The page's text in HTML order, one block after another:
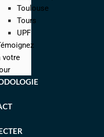
Toulouse
Tours
UPF
votre